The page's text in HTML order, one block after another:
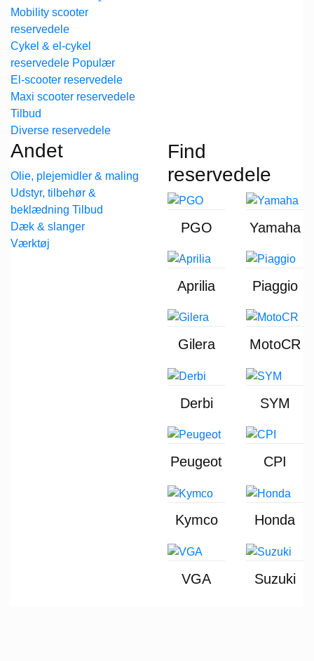
Mobility scooter
reservedele
Cykel & el-cykel
reservedele
El-scooter reservedele
Maxi scooter reservedele
Diverse reservedele
Andet
Olie, plejemidler & maling
Udstyr, tilbehør &
beklædning
Dæk & slanger
Værktøj
Find
reservedele
PGO Yamaha
Aprilia Piaggio
Gilera MotoCR
Derbi SYM
Peugeot CPI
Kymco Honda
VGA Suzuki